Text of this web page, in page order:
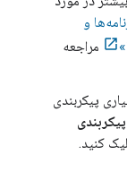
و
مراجعه
پیکربندی
پیکربندی
کنید.